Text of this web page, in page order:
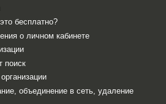
бесплатно?
о личном кабинете
поиск
объединение в сеть, удаление